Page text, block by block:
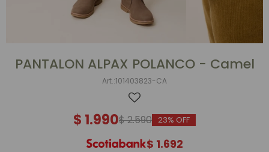
PANTALON ALPAX POLANCO - Camel
101403823-CA
$ 1.990$2.590 23
$ 1.692